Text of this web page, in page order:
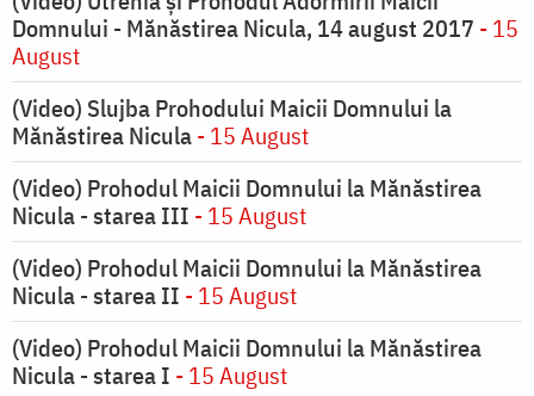
Domnului - Mănăstirea Nicula, 14 august 2017 - 15
August
(Video) Slujba Prohodului Maicii Domnului la
Mănăstirea Nicula- 15 August
(Video) Prohodul Maicii Domnului la Mănăstirea
Nicula - starea III - 15 August
(Video) Prohodul Maicii Domnului la Mănăstirea
Nicula - starea II - 15 August
(Video) Prohodul Maicii Domnului la Mănăstirea
Nicula - starea I - 15 August